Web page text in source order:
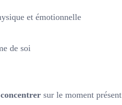
et émotionnelle
de soi
sur le moment présent